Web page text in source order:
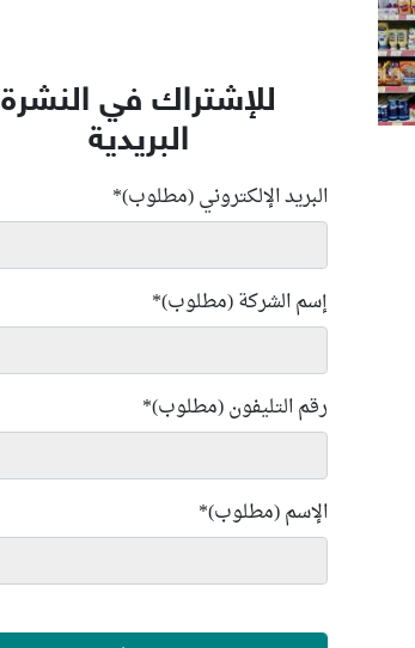
للإشتراك في النشرة
البريدية
البريد الإلكتروني (مطلوب)*
إسم الشركة (مطلوب)*
رقم التليفون (مطلوب)*
الإسم (مطلوب)*